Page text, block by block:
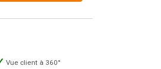
Vue client à 360°